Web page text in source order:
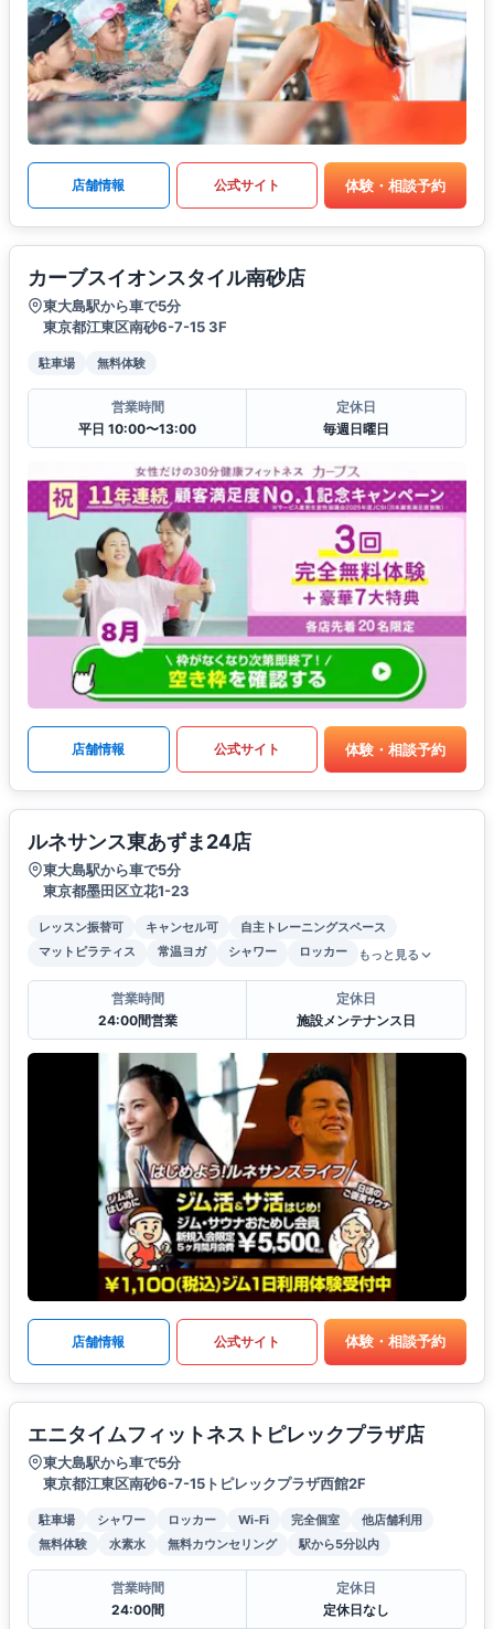
店舗情報 公式サイト 体験・相談予約
カーブスイオンスタイル南砂店
東大島駅から車で5分
東京都江東区南砂6-7-15 3F
駐車場 無料体験
営業時間
平日 10:00〜13:00
定休日
毎週日曜日
店舗情報 公式サイト 体験・相談予約
ルネサンス東あずま24店
東大島駅から車で5分
東京都墨田区立花1-23
レッスン振替可 キャンセル可
自主トレーニングスペース
マットピラティス
常温ヨガ シャワー ロッカー もっと見る
営業時間
24:00間営業
定休日
施設メンテナンス日
店舗情報 公式サイト 体験・相談予約
エニタイムフィットネストピレックプラザ店
東大島駅から車で5分
東京都江東区南砂6-7-15トピレックプラザ西館2F
駐車場 シャワー ロッカー Wi-Fi 完全個室
他店舗利用
無料体験
水素水 無料カウンセリング 駅から5分以内
営業時間
24:00間
定休日
定休日なし